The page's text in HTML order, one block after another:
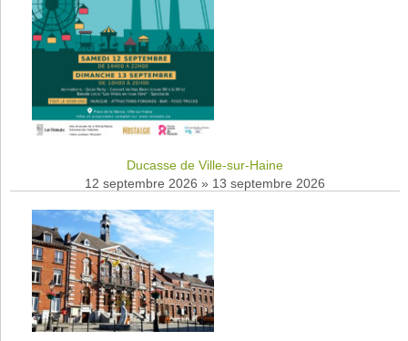
Ducasse de Ville-sur-Haine
12 septembre 2026 » 13 septembre 2026